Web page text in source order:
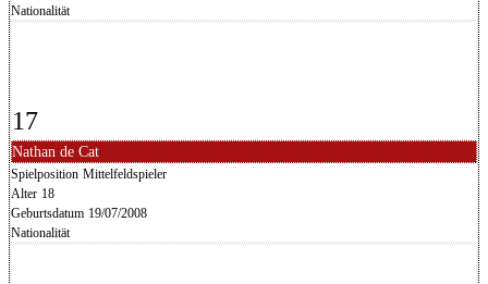
Nationalität
17
Nathan de Cat
Spielposition Mittelfeldspieler
Alter 18
Geburtsdatum 19/07/2008
Nationalität